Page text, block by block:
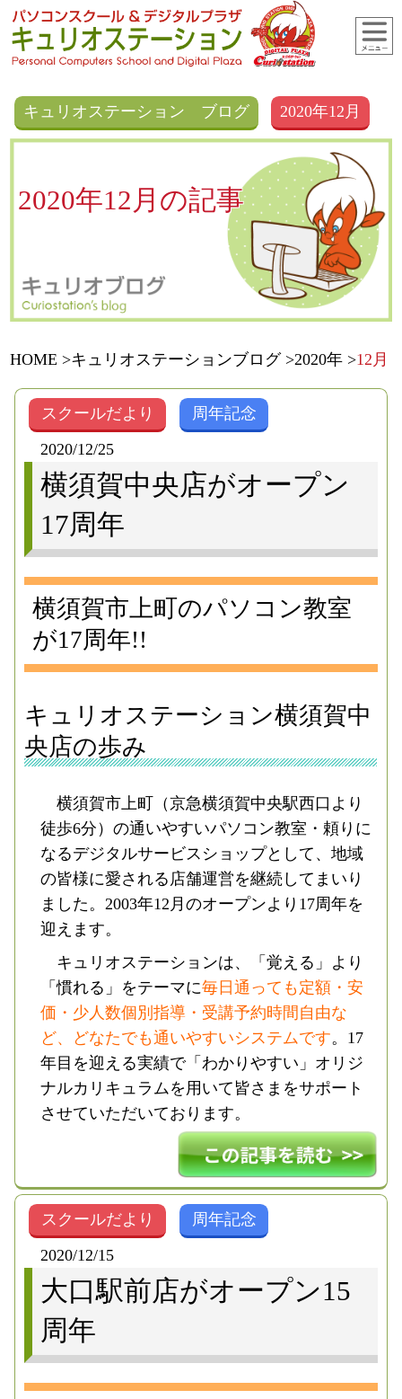
キュリオステーション ブログ 2020年12月
2020年12月の記事
HOME キュリオステーションブログ 2020年 12月
スクールだより
周年記念
2020/12/25
横須賀中央店がオープン
17周年
横須賀市上町のパソコン教室
が17周年!!
キュリオステーション横須賀中
央店の歩み
横須賀市上町（京急横須賀中央駅西口より
徒歩6分）の通いやすいパソコン教室・頼りに
なるデジタルサービスショップとして、地域
の皆様に愛される店舗運営を継続してまいり
ました。2003年12月のオープンより17周年を
迎えます。
キュリオステーションは、「覚える」より
「慣れる」をテーマに毎日通っても定額・安
価・少人数個別指導・受講予約時間自由な
ど、どなたでも通いやすいシステムです。17
年目を迎える実績で「わかりやすい」オリジ
ナルカリキュラムを用いて皆さまをサポート
させていただいております。
スクールだより
周年記念
2020/12/15
大口駅前店がオープン15
周年